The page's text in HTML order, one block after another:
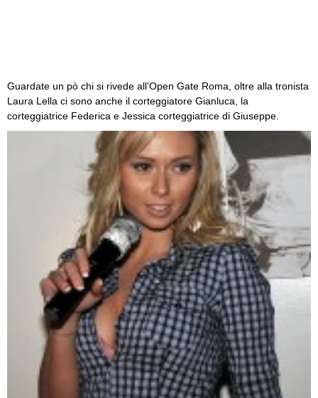
Guardate un pò chi si rivede all’Open Gate Roma, oltre alla tronista
Laura Lella ci sono anche il corteggiatore Gianluca, la
corteggiatrice Federica e Jessica corteggiatrice di Giuseppe.